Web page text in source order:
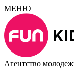
МЕНЮ
Агентство